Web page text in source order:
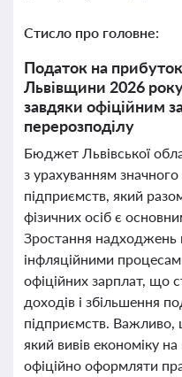
Стисло про головне:
Податок на
Львівщини 2026
завдяки офіційним
перерозподілу
Бюджет Львівської
з урахуванням
підприємств, який
фізичних осіб є
Зростання надходжень
інфляційними
офіційних зарплат, що
доходів і збільшення
підприємств. Важливо,
який вивів економіку
офіційно оформляти